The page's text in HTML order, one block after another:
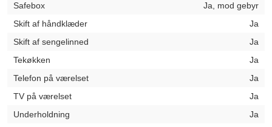
Safebox
Ja, mod gebyr
Skift af håndklæder
Ja
Skift af sengelinned
Ja
Tekøkken
Ja
Telefon på værelset
Ja
TV på værelset
Ja
Underholdning
Ja